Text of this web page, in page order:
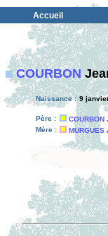
Accueil
COURBON
Naissance : 9
Père :
Mère :